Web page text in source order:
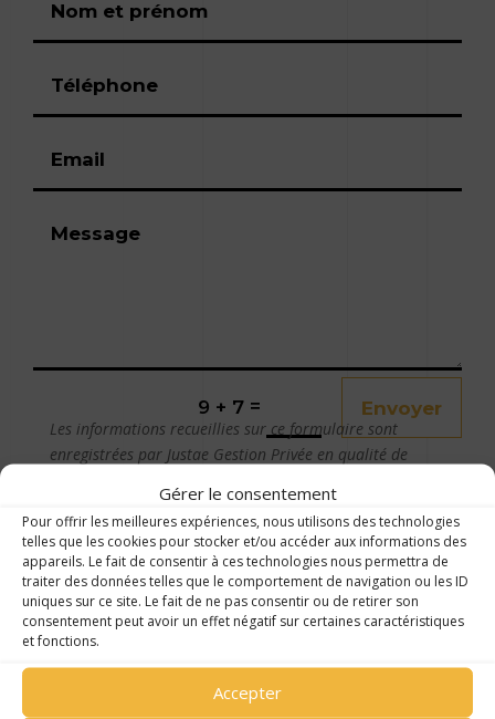
Gérer le consentement
Pour offrir les meilleures expériences, nous utilisons des technologies
telles que les cookies pour stocker et/ou accéder aux informations des
appareils. Le fait de consentir à ces technologies nous permettra de
traiter des données telles que le comportement de navigation ou les ID
uniques sur ce site. Le fait de ne pas consentir ou de retirer son
consentement peut avoir un effet négatif sur certaines caractéristiques
et fonctions.
Accepter
9 + 7 = Envoyer
Les informations recueillies sur ce formulaire sont
enregistrées par Justae Gestion Privée en qualité de
demande de contact. Le base légale pour le traitement
des données collectées sur le formulaire de contact est
votre consentement.Elles sont destinées aux équipes de
Justae Gestion Privée et seront conservées pendant 3 ans
àcompter du traitement de la demande de contact. Ce
délai sera prorogé des délais applicables en cas